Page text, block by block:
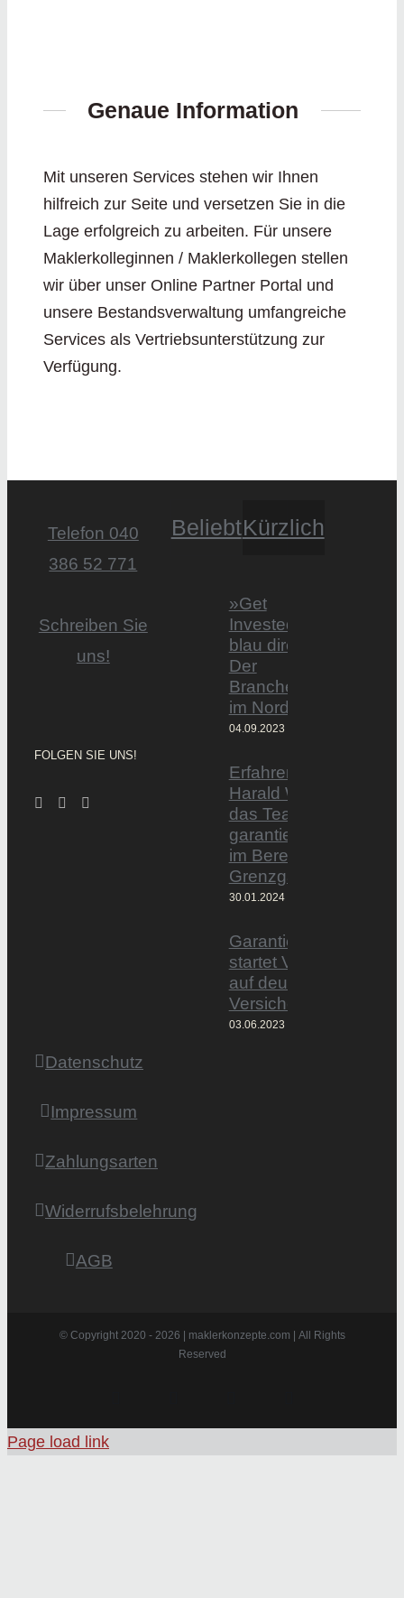
Genaue Information
Mit unseren Services stehen wir Ihnen
hilfreich zur Seite und versetzen Sie in die
Lage erfolgreich zu arbeiten. Für unsere
Maklerkolleginnen / Maklerkollegen stellen
wir über unser Online Partner Portal und
unsere Bestandsverwaltung umfangreiche
Services als Vertriebsunterstützung zur
Verfügung.
Telefon 040
386 52 771
Schreiben Sie
uns!
FOLGEN SIE UNS!
BeliebtKürzlich
»Get
Invested by
blau direkt«:
Der
Branchentag
im Norden
04.09.2023
Erfahrener Experte
Harald Wesely stärkt
das Team von
garantiertmehrnetto.de
im Bereich
Grenzgänger
30.01.2024
startet
auf deutschem
Versicherungsmarkt
03.06.2023
Datenschutz
Impressum
Zahlungsarten
Widerrufsbelehrung
AGB
© Copyright 2020 - 2026 | maklerkonzepte.com | All Rights
Reserved
Page load link